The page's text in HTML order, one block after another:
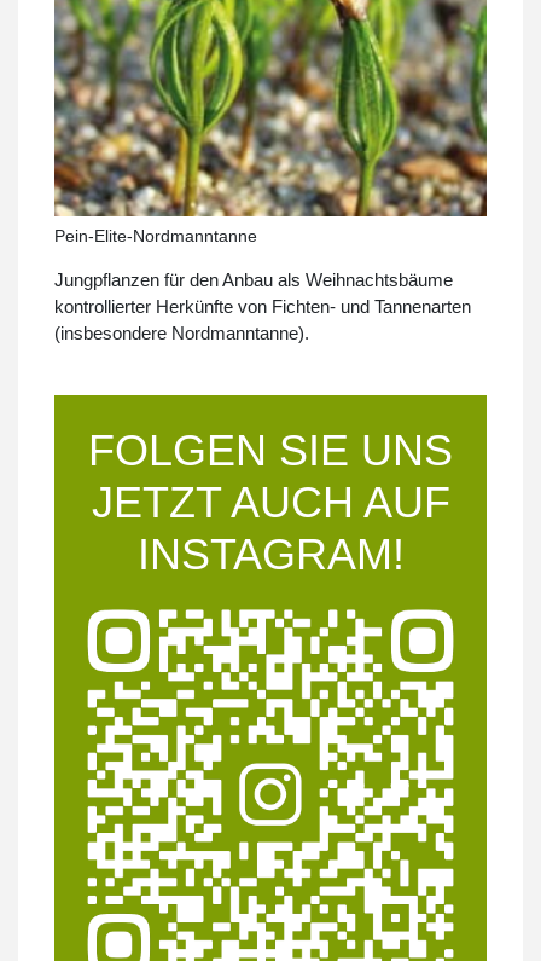
Pein-Elite-Nordmanntanne
Jungpflanzen für den Anbau als Weihnachtsbäume
kontrollierter Herkünfte von Fichten- und Tannenarten
(insbesondere Nordmanntanne).
FOLGEN SIE UNS
JETZT AUCH AUF
INSTAGRAM!